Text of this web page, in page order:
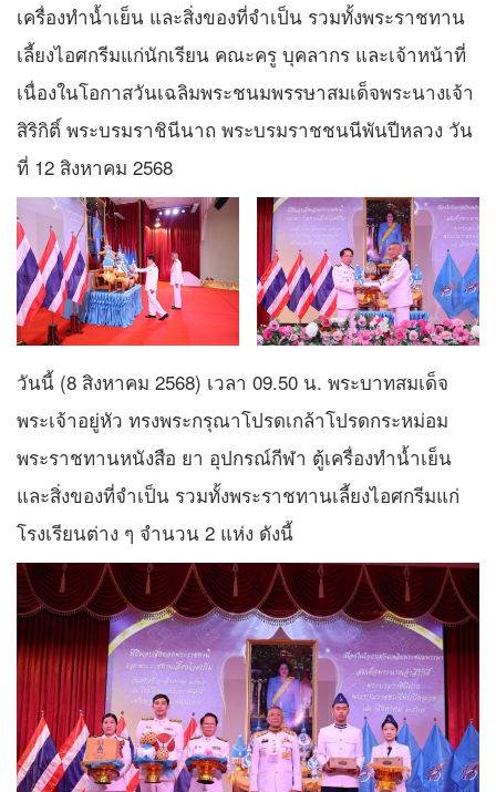
เครื่องทำน้ำเย็น และสิ่งของที่จำเป็น รวมทั้งพระราชทาน
เลี้ยงไอศกรีมแก่นักเรียน คณะครู บุคลากร และเจ้าหน้าที่
เนื่องในโอกาสวันเฉลิมพระชนมพรรษาสมเด็จพระนางเจ้า
สิริกิติ์ พระบรมราชินีนาถ พระบรมราชชนนีพันปีหลวง วัน
ที่ 12 สิงหาคม 2568
วันนี้ (8 สิงหาคม 2568) เวลา 09.50 น. พระบาทสมเด็จ
พระเจ้าอยู่หัว ทรงพระกรุณาโปรดเกล้าโปรดกระหม่อม
พระราชทานหนังสือ ยา อุปกรณ์กีฬา ตู้เครื่องทำน้ำเย็น
และสิ่งของที่จำเป็น รวมทั้งพระราชทานเลี้ยงไอศกรีมแก่
โรงเรียนต่าง ๆ จำนวน 2 แห่ง ดังนี้